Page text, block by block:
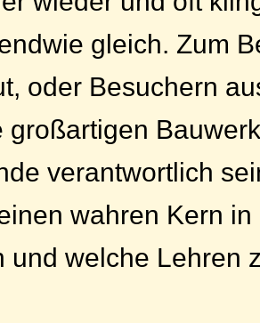
gleich. Zum
oder Besuchern
großartigen
verantwortlich
wahren Kern
und welche Lehren